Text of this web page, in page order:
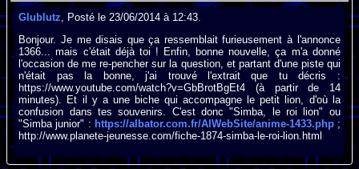
Glublutz , Posté le 23/06/2014 à 12:43.
Bonjour. Je me disais que ça ressemblait furieusement à l'annonce
1366... mais c'était déjà toi ! Enfin, bonne nouvelle, ça m'a donné
l'occasion de me re-pencher sur la question, et partant d'une piste qui
n'était pas la bonne, j'ai trouvé l'extrait que tu décris :
https://www.youtube.com/watch?v=GbBrotBgEt4 (à partir de 14
minutes). Et il y a une biche qui accompagne le petit lion, d'où la
confusion dans tes souvenirs. C'est donc "Simba, le roi lion" ou
"Simba junior" : https://albator.com.fr/AlWebSite/anime-1433.php;
http://www.planete-jeunesse.com/fiche-1874-simba-le-roi-lion.html